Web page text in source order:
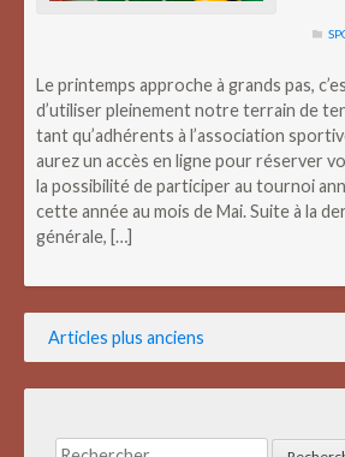
Le printemps approche à grands pas,
d’utiliser pleinement notre terrain de
tant qu’adhérents à l’association
aurez un accès en ligne pour réserver
la possibilité de participer au tournoi
cette année au mois de Mai. Suite à la
générale, […]
Navigation
des
Articles plus anciens
Rechercher :